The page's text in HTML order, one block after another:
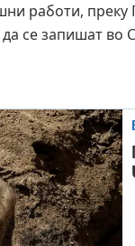
работи, преку
се запишат во